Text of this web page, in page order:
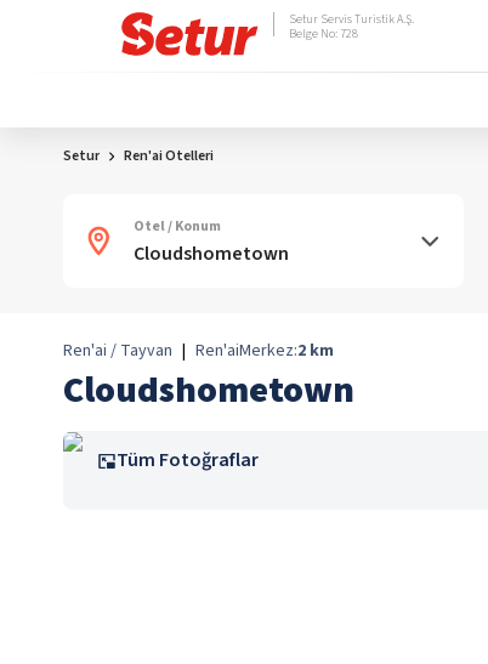
Setur Servis Turistik A.Ş.
Belge No: 728
Setur Ren'ai Otelleri
Otel / Konum
Ren'ai / Tayvan | Ren'aiMerkez:2 km
Cloudshometown
Tüm Fotoğraflar